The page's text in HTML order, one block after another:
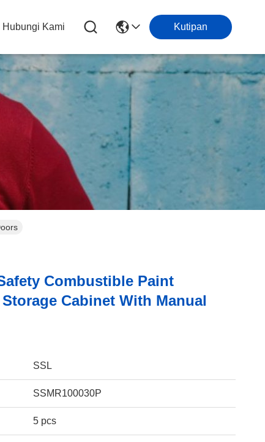
Hubungi Kami Kutipan
Combustible Paint
Cabinet With Manual
SSL
SSMR100030P
5 pcs